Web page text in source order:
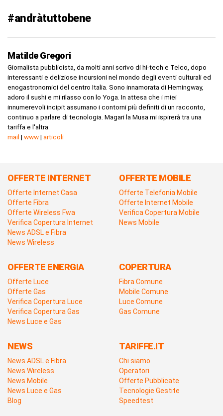
#andràtuttobene
Matilde Gregori
Giornalista pubblicista, da molti anni scrivo di hi-tech e Telco, dopo
interessanti e deliziose incursioni nel mondo degli eventi culturali ed
enogastronomici del centro Italia. Sono innamorata di Hemingway,
adoro il sushi e mi rilasso con lo Yoga. In attesa che i miei
innumerevoli incipit assumano i contorni più definiti di un racconto,
continuo a parlare di tecnologia. Magari la Musa mi ispirerà tra una
tariffa e l'altra.
mail | www| articoli
OFFERTE INTERNET
Offerte Internet Casa
Offerte Fibra
Offerte Wireless Fwa
Verifica Copertura Internet
News ADSL e Fibra
News Wireless
OFFERTE MOBILE
Offerte Telefonia Mobile
Offerte Internet Mobile
Verifica Copertura Mobile
News Mobile
OFFERTE ENERGIA
Offerte Luce
Offerte Gas
Verifica Copertura Luce
Verifica Copertura Gas
News Luce e Gas
COPERTURA
Fibra Comune
Mobile Comune
Luce Comune
Gas Comune
NEWS
News ADSL e Fibra
News Wireless
News Mobile
News Luce e Gas
Blog
TARIFFE.IT
Chi siamo
Operatori
Offerte Pubblicate
Tecnologie Gestite
Speedtest